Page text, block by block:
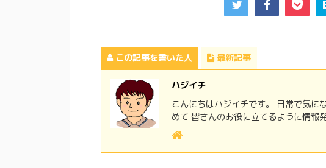
この記事を書いた人 最新記事
ハジイチ
こんにちはハジイチです。 日常で気に
めて 皆さんのお役に立てるように情報